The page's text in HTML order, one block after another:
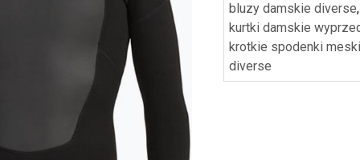
bluzy damskie diverse
kurtki damskie
krotkie spodenki
diverse